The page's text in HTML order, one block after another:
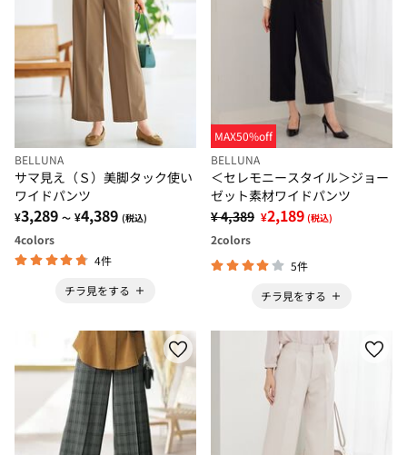
BELLUNA
サマ見え（Ｓ）美脚タック使い
ワイドパンツ
¥3,289 ～ ¥4,389 (税込)
4colors
4件
チラ見をする
MAX50%off
BELLUNA
＜セレモニースタイル＞ジョー
ゼット素材ワイドパンツ
¥ 4,389 ¥2,189 (税込)
2colors
5件
チラ見をする